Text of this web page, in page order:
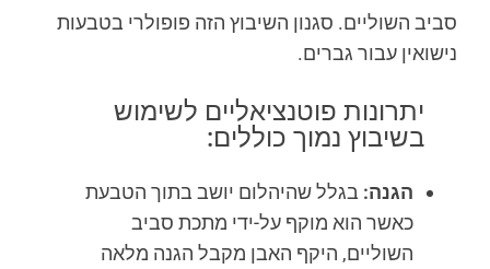
סביב השוליים. סגנון השיבוץ הזה פופולרי בטבעות
נישואין עבור גברים.
יתרונות פוטנציאליים לשימוש
בשיבוץ נמוך כוללים:
הגנה: בגלל שהיהלום יושב בתוך הטבעת
כאשר הוא מוקף על-ידי מתכת סביב
השוליים, היקף האבן מקבל הגנה מלאה